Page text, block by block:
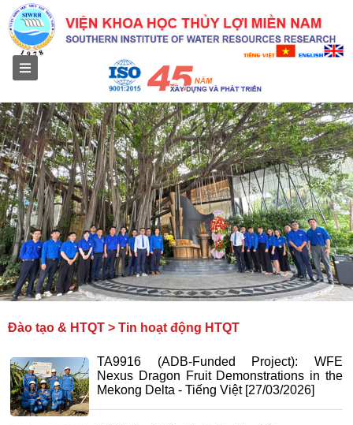
Đào tạo & HTQT > Tin hoạt động HTQT
TA9916 (ADB-Funded Project): WFE
Nexus Dragon Fruit Demonstrations in the
Mekong Delta - Tiếng Việt [27/03/2026]